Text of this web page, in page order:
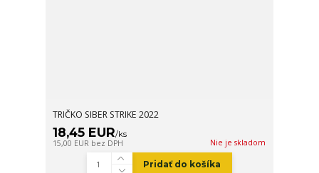
TRIČKO SIBER STRIKE 2022
18,45 EUR/ks
15,00 EUR bez DPH Nie je skladom
Pridať do košíka